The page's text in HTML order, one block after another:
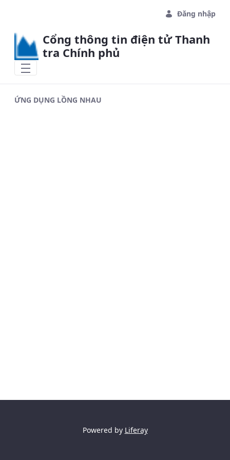
Đăng nhập
Cổng thông tin điện tử Thanh
tra Chính phủ
ỨNG DỤNG LỒNG NHAU
Powered by Liferay